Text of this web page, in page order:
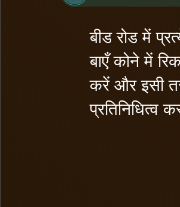
बीड रोड में
बाएँ कोने में
करें और इसी
प्रतिनिधित्व